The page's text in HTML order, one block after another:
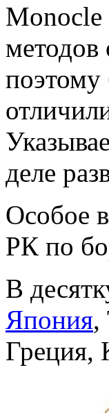
Monocle
методов
поэтому
деле
Особое
РК по
В
Япония,
Греция,